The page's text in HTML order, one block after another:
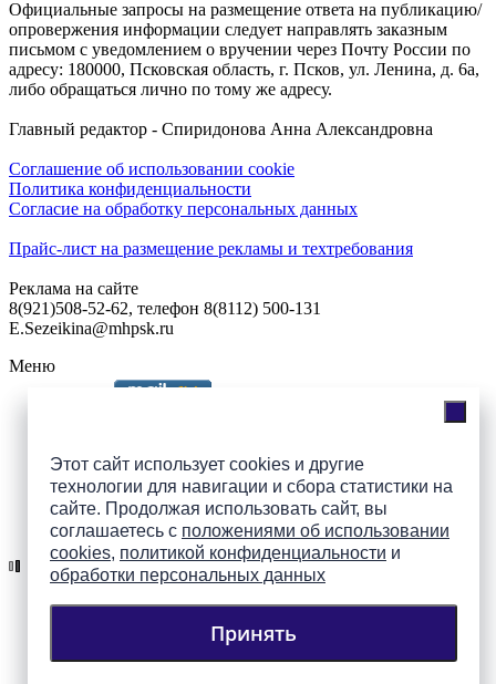
Этот сайт использует cookies и другие
технологии для навигации и сбора статистики на
сайте. Продолжая использовать сайт, вы
соглашаетесь с положениями об использовании
cookies, политикой конфиденциальности и
обработки персональных данных
Принять
Официальные запросы на размещение ответа на публикацию/
опровержения информации следует направлять заказным
письмом с уведомлением о вручении через Почту России по
адресу: 180000, Псковская область, г. Псков, ул. Ленина, д. 6а,
либо обращаться лично по тому же адресу.
Главный редактор - Спиридонова Анна Александровна
Соглашение об использовании cookie
Политика конфиденциальности
Согласие на обработку персональных данных
Прайс-лист на размещение рекламы и техтребования
Реклама на сайте
8(921)508-52-62, телефон 8(8112) 500-131
E.Sezeikina@mhpsk.ru
Меню
Подпишись на группы
ПАИ в соцсетях!